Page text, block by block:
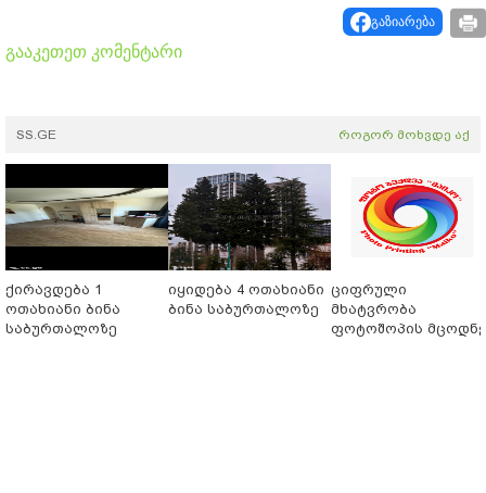
გაზიარება
გააკეთეთ კომენტარი
SS.GE როგორ მოხვდე აქ
ქირავდება 1
ოთახიანი ბინა
საბურთალოზე
იყიდება 4 ოთახიანი
ბინა საბურთალოზე
ციფრული
მხატვრობა
ფოტოშოპის მცოდნე